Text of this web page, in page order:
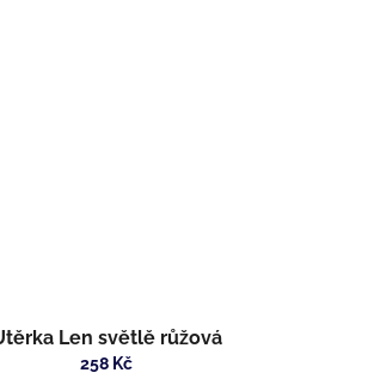
Len světlě růžová
258 Kč